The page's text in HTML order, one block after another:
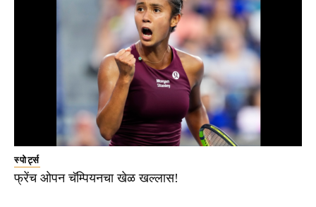
स्पोर्ट्स
फ्रेंच ओपन चॅम्पियनचा खेळ खल्लास!